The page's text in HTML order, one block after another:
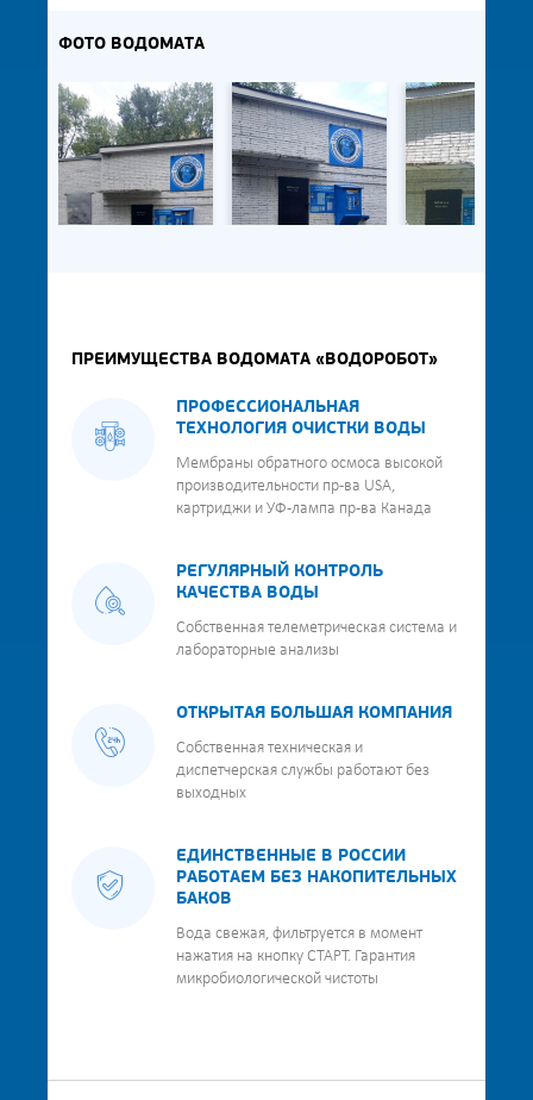
ФОТО ВОДОМАТА
ПРЕИМУЩЕСТВА ВОДОМАТА «ВОДОРОБОТ»
ПРОФЕССИОНАЛЬНАЯ
ТЕХНОЛОГИЯ ОЧИСТКИ ВОДЫ
Мембраны обратного осмоса высокой
производительности пр-ва USA,
картриджи и УФ-лампа пр-ва Канада
РЕГУЛЯРНЫЙ КОНТРОЛЬ
КАЧЕСТВА ВОДЫ
Собственная телеметрическая система и
лабораторные анализы
ОТКРЫТАЯ БОЛЬШАЯ КОМПАНИЯ
Собственная техническая и
диспетчерская службы работают без
выходных
ЕДИНСТВЕННЫЕ В РОССИИ
РАБОТАЕМ БЕЗ НАКОПИТЕЛЬНЫХ
БАКОВ
Вода свежая, фильтруется в момент
нажатия на кнопку СТАРТ. Гарантия
микробиологической чистоты